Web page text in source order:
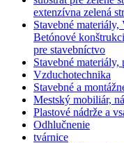
extenzívna zelená
Stavebné
Betónové
pre stavebníctvo
Stavebné
Vzduchotechnika
Stavebné a
Mestský mobiliár,
Plastové nádrže a
Odhlučnenie
tvárnice